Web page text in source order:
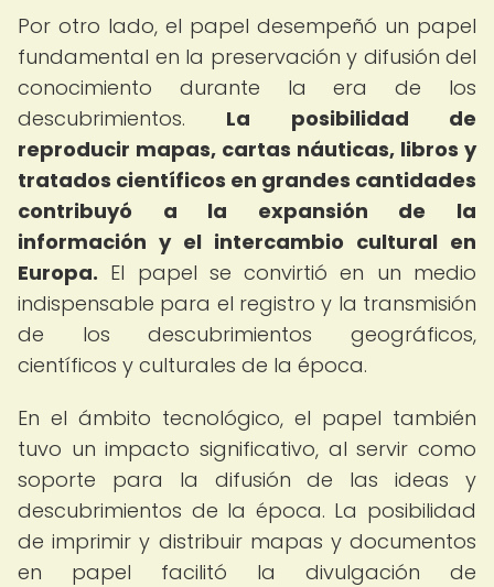
Por otro lado, el papel desempeñó un papel
fundamental en la preservación y difusión del
conocimiento durante la era de los
descubrimientos. La posibilidad de
reproducir mapas, cartas náuticas, libros y
tratados científicos en grandes cantidades
contribuyó a la expansión de la
información y el intercambio cultural en
Europa. El papel se convirtió en un medio
indispensable para el registro y la transmisión
de los descubrimientos geográficos,
científicos y culturales de la época.
En el ámbito tecnológico, el papel también
tuvo un impacto significativo, al servir como
soporte para la difusión de las ideas y
descubrimientos de la época. La posibilidad
de imprimir y distribuir mapas y documentos
en papel facilitó la divulgación de